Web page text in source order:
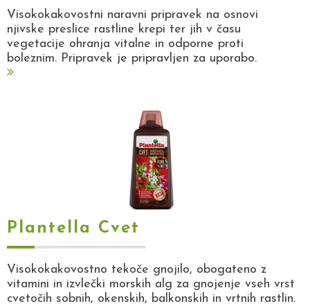
Visokokakovostni naravni pripravek na osnovi
njivske preslice rastline krepi ter jih v času
vegetacije ohranja vitalne in odporne proti
boleznim. Pripravek je pripravljen za uporabo.
Plantella Cvet
Visokokakovostno tekoče gnojilo, obogateno z
vitamini in izvlečki morskih alg za gnojenje vseh vrst
cvetočih sobnih, okenskih, balkonskih in vrtnih rastlin.